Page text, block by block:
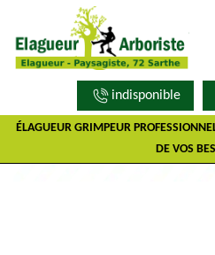
ÉLAGUEUR GRIMPEUR
DE VOS
indisponible